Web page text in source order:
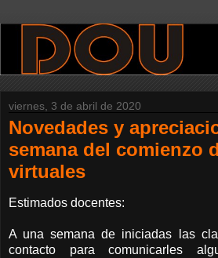
viernes, 3 de abril de 2020
Novedades y
semana del comienzo
virtuales
Estimados docentes:
A una semana de iniciadas las
contacto para comunicarles